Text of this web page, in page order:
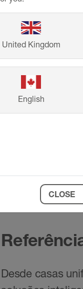
Desde casas
United Kingdom
English
CLOSE